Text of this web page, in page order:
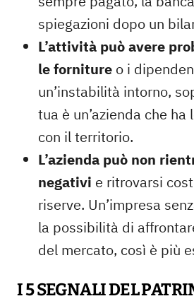
spiegazioni dopo un
L’attività può avere
le forniture o i
un’instabilità intorno,
tua è un’azienda che
con il territorio.
L’azienda può non
negativi e ritrovarsi
riserve. Un’impresa
la possibilità di
del mercato, così è più
I 5 SEGNALI DEL